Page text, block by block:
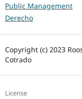
Public Management
Derecho
Copyright (c) 2023
Cotrado
License